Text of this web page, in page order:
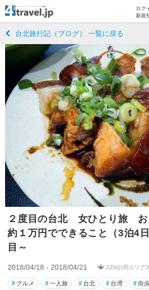
ログ
新規
台北旅行記（ブログ） 一覧に戻る
２度目の台北 女ひとり旅 お
約１万円でできること（3泊4
目～
2018/04/18 - 2018/04/21 225位(同エリア
# グルメ #一人旅 # 台北 # 台湾 #街